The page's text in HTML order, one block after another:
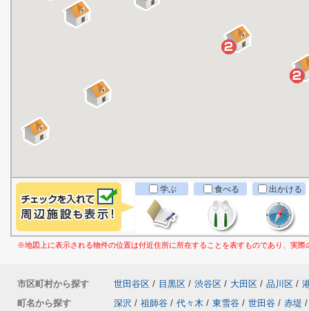
学ぶ 食べる 出かける
※地図上に表示される物件の位置は付近住所に所在することを表すものであり、実
市区町村から探す 世田谷区 / 目黒区 / 渋谷区 / 大田区 / 品川区 /
町名から探す
深沢 / 祖師谷 / 代々木 / 東雪谷 / 世田谷 / 赤堤 /